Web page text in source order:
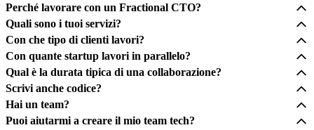
Perché lavorare con un Fractional CTO?
Quali sono i tuoi servizi?
Con che tipo di clienti lavori?
Con quante startup lavori in parallelo?
Qual è la durata tipica di una collaborazione?
Scrivi anche codice?
Hai un team?
Puoi aiutarmi a creare il mio team tech?